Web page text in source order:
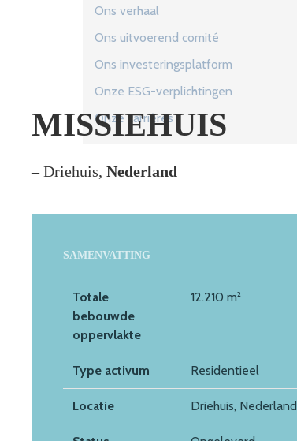
Ons verhaal
Ons uitvoerend comité
Ons investeringsplatform
Onze ESG-verplichtingen
Onze carrières
MISSIEHUIS
– Driehuis,Nederland
SAMENVATTING
Totale
bebouwde
oppervlakte
12.210 m²
Type activum Residentieel
Locatie Driehuis, Nederland